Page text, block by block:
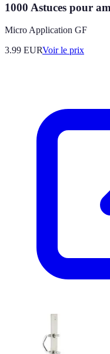
1000 Astuces pour
Micro Application GF
3.99 EURVoir le prix